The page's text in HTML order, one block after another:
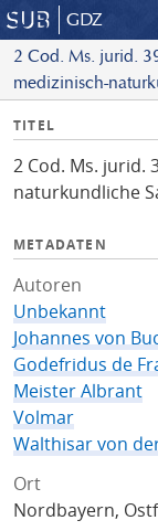
GDZ
2 Cod. Ms. jurid.
medizinisch-
I
f
o
TITEL
2 Cod. Ms. jurid.
naturkundliche
METADATEN
Autoren
Unbekannt
Johannes von
Godefridus de
Meister Albrant
Volmar
Walthisar von
Ort
Nordbayern,